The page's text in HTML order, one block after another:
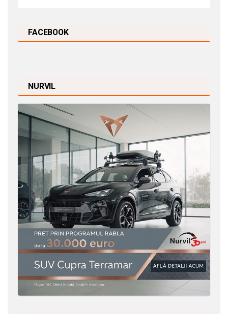
FACEBOOK
NURVIL